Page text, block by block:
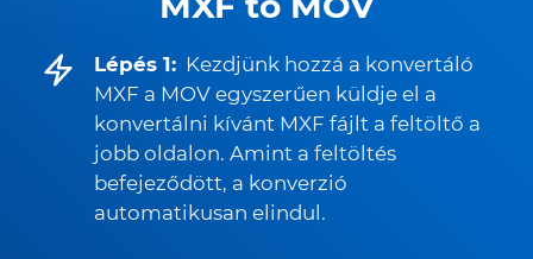
Lépés 1: Kezdjünk hozzá a konvertáló
MXF a MOV egyszerűen küldje el a
konvertálni kívánt MXF fájlt a feltöltő a
jobb oldalon. Amint a feltöltés
befejeződött, a konverzió
automatikusan elindul.